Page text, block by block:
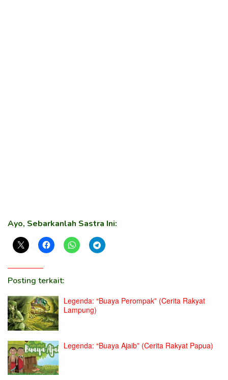
Ayo, Sebarkanlah Sastra Ini:
Posting terkait:
Legenda: “Buaya Perompak” (Cerita Rakyat
Lampung)
Legenda: “Buaya Ajaib” (Cerita Rakyat Papua)